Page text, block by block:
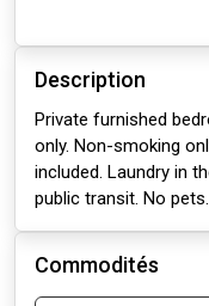
Description
Private furnished
only. Non-smoking
included. Laundry in
public transit. No pets.
Commodités